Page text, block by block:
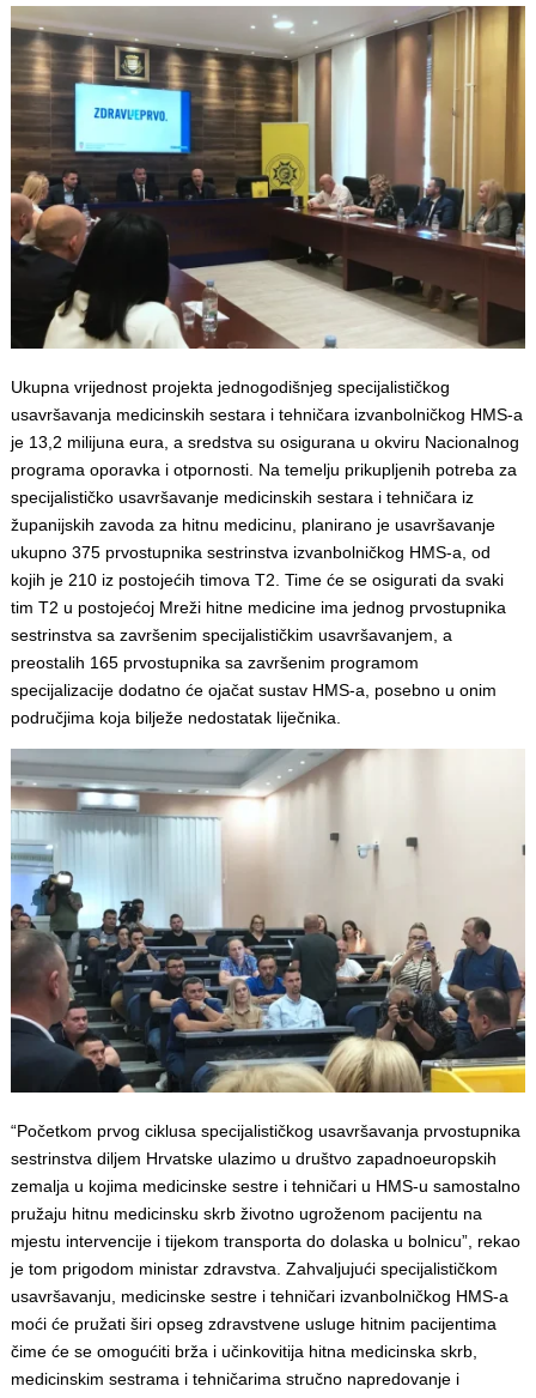
Ukupna vrijednost projekta jednogodišnjeg specijalističkog
usavršavanja medicinskih sestara i tehničara izvanbolničkog HMS-a
je 13,2 milijuna eura, a sredstva su osigurana u okviru Nacionalnog
programa oporavka i otpornosti. Na temelju prikupljenih potreba za
specijalističko usavršavanje medicinskih sestara i tehničara iz
županijskih zavoda za hitnu medicinu, planirano je usavršavanje
ukupno 375 prvostupnika sestrinstva izvanbolničkog HMS-a, od
kojih je 210 iz postojećih timova T2. Time će se osigurati da svaki
tim T2 u postojećoj Mreži hitne medicine ima jednog prvostupnika
sestrinstva sa završenim specijalističkim usavršavanjem, a
preostalih 165 prvostupnika sa završenim programom
specijalizacije dodatno će ojačat sustav HMS-a, posebno u onim
područjima koja bilježe nedostatak liječnika.
“Početkom prvog ciklusa specijalističkog usavršavanja prvostupnika
sestrinstva diljem Hrvatske ulazimo u društvo zapadnoeuropskih
zemalja u kojima medicinske sestre i tehničari u HMS-u samostalno
pružaju hitnu medicinsku skrb životno ugroženom pacijentu na
mjestu intervencije i tijekom transporta do dolaska u bolnicu”, rekao
je tom prigodom ministar zdravstva. Zahvaljujući specijalističkom
usavršavanju, medicinske sestre i tehničari izvanbolničkog HMS-a
moći će pružati širi opseg zdravstvene usluge hitnim pacijentima
čime će se omogućiti brža i učinkovitija hitna medicinska skrb,
medicinskim sestrama i tehničarima stručno napredovanje i